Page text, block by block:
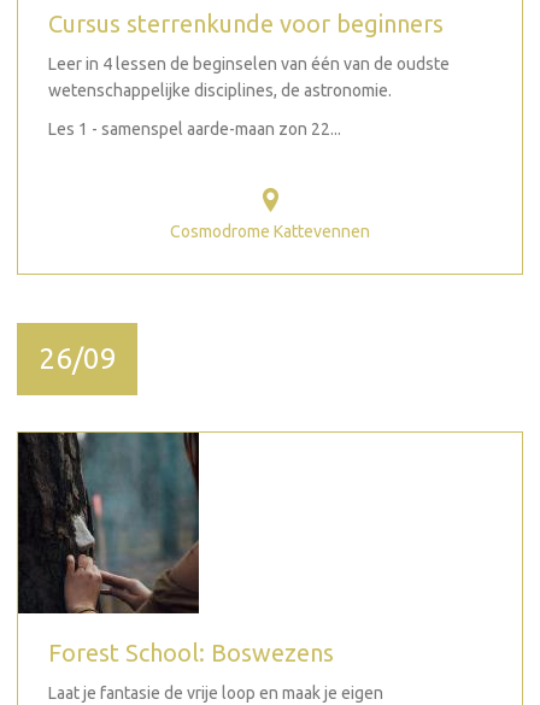
Cursus sterrenkunde voor beginners
Leer in 4 lessen de beginselen van één van de oudste
wetenschappelijke disciplines, de astronomie.
Les 1 - samenspel aarde-maan zon 22...
Cosmodrome Kattevennen
26/09
Forest School: Boswezens
Laat je fantasie de vrije loop en maak je eigen